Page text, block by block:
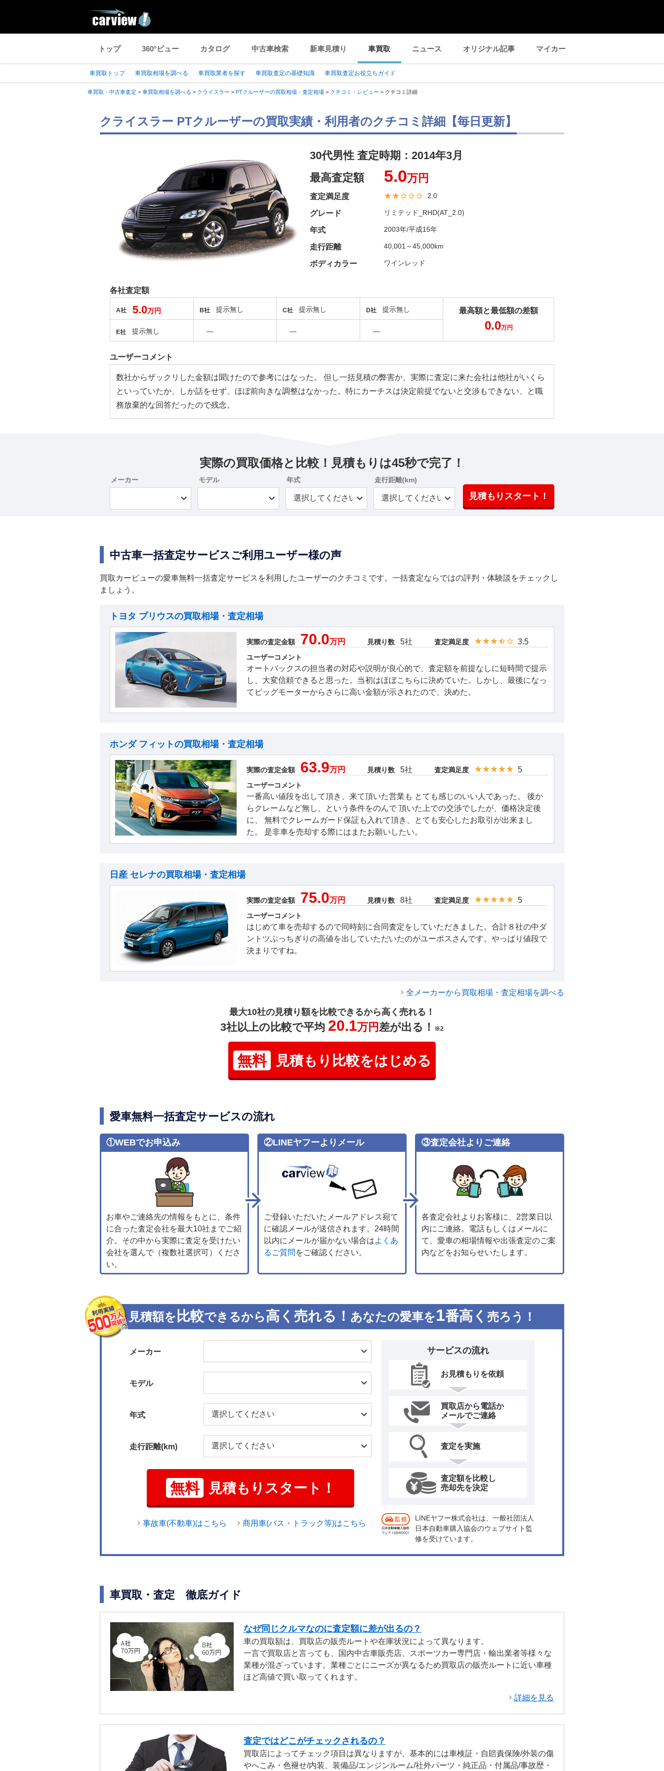
トップ 360°ビュー カタログ 中古車検索 新車見積り 車買取 ニュース オリジナル記事 マイカー
車買取トップ 車買取相場を調べる 車買取業者を探す 車買取査定の基礎知識 車買取査定お役立ちガイド
車買取・中古車査定 > 車買取相場を調べる > クライスラー > PTクルーザーの買取相場・査定相場 > クチコミ・レビュー > クチコミ詳細
クライスラー PTクルーザーの買取実績・利用者のクチコミ詳細【毎日更新】
30代男性 査定時期： 2014年3月
最高査定額
5.0万円
査定満足度 2.0
グレード リミテッド_RHD(AT_2.0)
年式 2003年/平成15年
走行距離 40,001～45,000km
ボディカラー ワインレッド
各社査定額
A社 5.0万円 B社 提示無し C社 提示無し D社 提示無し
E社 提示無し ― ― ―
最高額と最低額の差額
0.0万円
ユーザーコメント
数社からザックリした金額は聞けたので参考にはなった。 但し一括見積の弊害か、実際に査定に来た会社は他社がいくら
といっていたか、しか話をせず、ほぼ前向きな調整はなかった。特にカーチスは決定前提でないと交渉もできない、と職
務放棄的な回答だったので残念。
実際の買取価格と比較！見積もりは45秒で完了！
メーカー モデル 年式 走行距離(km)
見積もりスタート！
中古車一括査定サービスご利用ユーザー様の声
買取カービューの愛車無料一括査定サービスを利用したユーザーのクチコミです。一括査定ならではの評判・体験談をチェックし
ましょう。
トヨタ プリウスの買取相場・査定相場
実際の査定金額 70.0万円 見積り数 5社 査定満足度 3.5
ユーザーコメント
オートバックスの担当者の対応や説明が良心的で、査定額を前提なしに短時間で提示
し、大変信頼できると思った。当初はほぼこちらに決めていた。しかし、最後になっ
てビッグモーターからさらに高い金額が示されたので、決めた。
ホンダ フィットの買取相場・査定相場
実際の査定金額 63.9万円 見積り数 5社 査定満足度 5
ユーザーコメント
一番高い値段を出して頂き、来て頂いた営業も とても感じのいい人であった。 後か
らクレームなど無し、という条件をのんで 頂いた上での交渉でしたが、価格決定後
に、 無料でクレームガード保証も入れて頂き、とても安心したお取引が出来まし
た。 是非車を売却する際にはまたお願いしたい。
日産 セレナの買取相場・査定相場
実際の査定金額 75.0万円 見積り数 8社 査定満足度 5
ユーザーコメント
はじめて車を売却するので同時刻に合同査定をしていただきました。合計８社の中ダ
ントツぶっちぎりの高値を出していただいたのがユーポスさんです。やっぱり値段で
決まりですね。
全メーカーから買取相場・査定相場を調べる
最大10社の見積り額を比較できるから高く売れる！
3社以上の比較で平均 20.1万円差が出る！ ※2
無料 見積もり比較をはじめる
愛車無料一括査定サービスの流れ
①WEBでお申込み
お車やご連絡先の情報をもとに、条件
に合った査定会社を最大10社までご紹
介。その中から実際に査定を受けたい
会社を選んで（複数社選択可）くださ
い。
②LINEヤフーよりメール
ご登録いただいたメールアドレス宛て
に確認メールが送信されます。24時間
以内にメールが届かない場合はよくあ
るご質問 をご確認ください。
③査定会社よりご連絡
各査定会社よりお客様に、2営業日以
内にご連絡。電話もしくはメールに
て、愛車の相場情報や出張査定のご案
内などをお知らせいたします。
見積額を 比較できるから高く売れる！ あなたの愛車を1番高く 売ろう！
メーカー
モデル
年式
走行距離(km)
無料 見積もりスタート！
事故車(不動車)はこちら 商用車(バス・トラック等)はこちら
サービスの流れ
お見積もりを依頼
買取店から電話か
メールでご連絡
査定を実施
査定額を比較し
売却先を決定
LINEヤフー株式会社は、一般社団法人
日本自動車購入協会のウェブサイト監
修を受けています。
車買取・査定 徹底ガイド
なぜ同じクルマなのに査定額に差が出るの？
車の買取額は、買取店の販売ルートや在庫状況によって異なります。
一言で買取店と言っても、国内中古車販売店、スポーツカー専門店・輸出業者等様々な
業種が混ざっています。業種ごとにニーズが異なるため買取店の販売ルートに近い車種
ほど高値で買い取ってくれます。
詳細を見る
査定ではどこがチェックされるの？
買取店によってチェック項目は異なりますが、基本的には車検証・自賠責保険/外装の傷
やへこみ・色褪せ/内装、装備品/エンジンルーム/社外パーツ・純正品・付属品/事故歴・